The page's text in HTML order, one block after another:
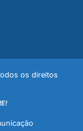
os direitos